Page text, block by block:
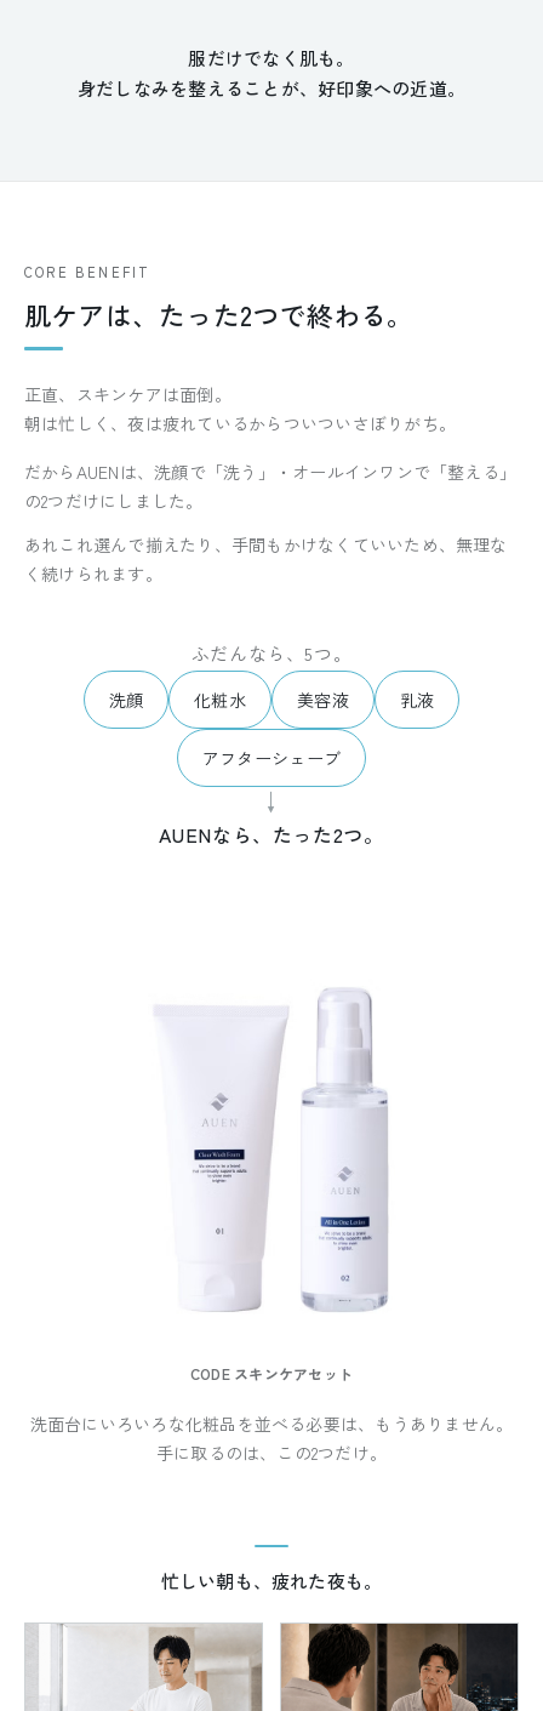
服だけでなく肌も。
身だしなみを整えることが、好印象への近道。
CORE BENEFIT
肌ケアは、たった2つで終わる。
正直、スキンケアは面倒。
朝は忙しく、夜は疲れているからついついさぼりがち。
だからAUENは、洗顔で「洗う」・オールインワンで「整える」
の2つだけにしました。
あれこれ選んで揃えたり、手間もかけなくていいため、無理な
く続けられます。
ふだんなら、5つ。
洗顔 化粧水 美容液 乳液
アフターシェーブ
↓
AUENなら、たった2つ。
CODE スキンケアセット
洗面台にいろいろな化粧品を並べる必要は、もうありません。
手に取るのは、この2つだけ。
忙しい朝も、疲れた夜も。